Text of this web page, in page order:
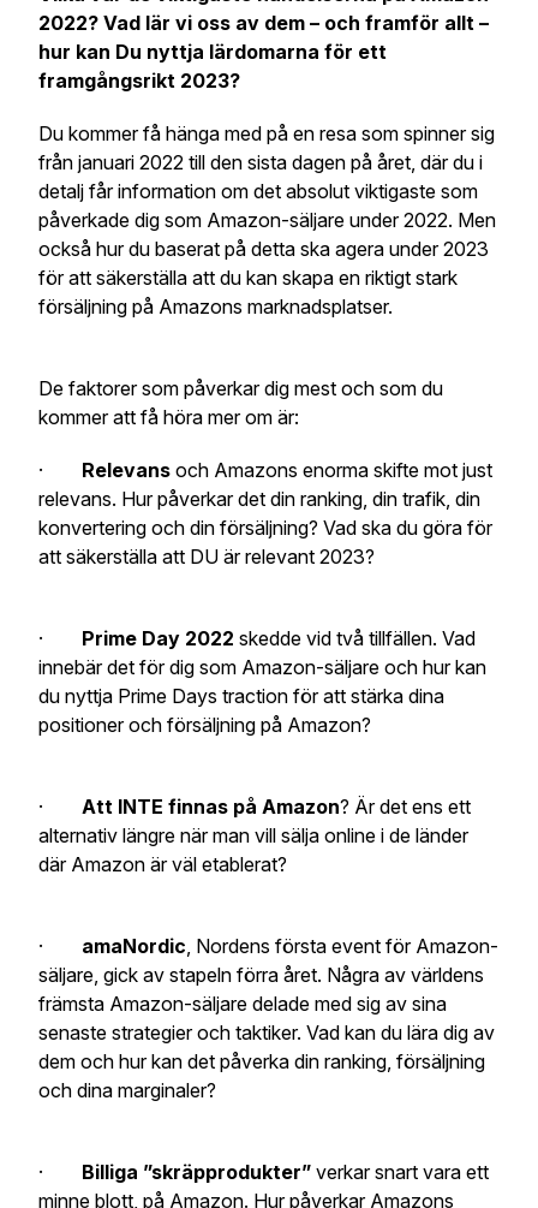
2022? Vad lär vi oss av dem – och framför allt –
hur kan Du nyttja lärdomarna för ett
framgångsrikt 2023?
Du kommer få hänga med på en resa som spinner sig
från januari 2022 till den sista dagen på året, där du i
detalj får information om det absolut viktigaste som
påverkade dig som Amazon-säljare under 2022. Men
också hur du baserat på detta ska agera under 2023
för att säkerställa att du kan skapa en riktigt stark
försäljning på Amazons marknadsplatser.
De faktorer som påverkar dig mest och som du
kommer att få höra mer om är:
· Relevans och Amazons enorma skifte mot just
relevans. Hur påverkar det din ranking, din trafik, din
konvertering och din försäljning? Vad ska du göra för
att säkerställa att DU är relevant 2023?
· Prime Day 2022 skedde vid två tillfällen. Vad
innebär det för dig som Amazon-säljare och hur kan
du nyttja Prime Days traction för att stärka dina
positioner och försäljning på Amazon?
· Att INTE finnas på Amazon? Är det ens ett
alternativ längre när man vill sälja online i de länder
där Amazon är väl etablerat?
· amaNordic, Nordens första event för Amazon-
säljare, gick av stapeln förra året. Några av världens
främsta Amazon-säljare delade med sig av sina
senaste strategier och taktiker. Vad kan du lära dig av
dem och hur kan det påverka din ranking, försäljning
och dina marginaler?
· Billiga ”skräpprodukter” verkar snart vara ett
minne blott, på Amazon. Hur påverkar Amazons